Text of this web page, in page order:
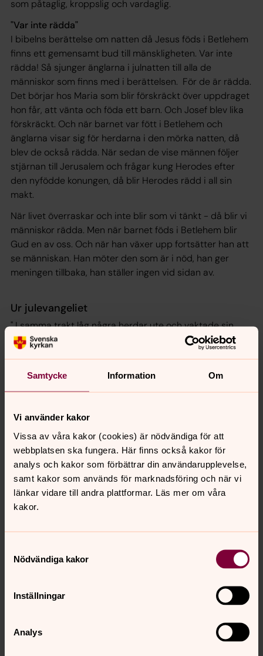
Samtycke Information Om
Vi använder kakor
Vissa av våra kakor (cookies) är nödvändiga för att
webbplatsen ska fungera. Här finns också kakor för
analys och kakor som förbättrar din användarupplevelse,
samt kakor som används för marknadsföring och när vi
länkar vidare till andra plattformar. Läs mer om våra
kakor.
Nödvändiga kakor
Inställningar
Analys
som påtaglig, kroppslig och vardaglig.
"Var inte rädda"
I bibelns berättelse om natten då Jesus föds i Betlehem
finns ett gemensamt bud till mänskligheten. Var inte
rädda! Så sjunger änglarna i julnatten till alla de
människor som finns med i berättelsen. För de är rädda.
Det börjar hos Maria som blir förskräckt över uppdraget
hon får, att vänta och föda ett barn. Och Josef blev lika
förskräckt. Och när barnet var fött i Betlehem och
änglarna visar sig för herdarna i den mörka natten, då
blev de också rädda. När sedan de vise männen följer
stjärnan till Jerusalem och frågar kung Herodes efter
den nyfödde konungen, då blir Herodes rädd i all sin
makt.
När livet överraskar och inte blir som vi tänkt - då blir vi
människor rädda. Men när barnet föds i Betlehem blir
Gud en av oss. Och när han växer upp fortsätter han att
se människan. Han möter den som är i nöd, han ger
meningen tillbaka, han ställer ingen vid sidan av.
Ur julevangeliet
" I samma trakt låg några herdar ute och vaktade sin
hjord om natten. Då stod Herrens ängel framför dem och
Herrens härlighet lyste omkring dem, och de greps av
Jag bär bud till er om en stor glädje, en glädje för hela
folket. Idag har en frälsare fötts åt er i Davids stad, han
finna ett nyfött barn som är lindat och ligger i en
krubba."
Lukasevangeliet 2:1-20
Klicka här för att läsa julevangeliet
Synpunkter eller frågor på sidans
strangnas.stift@svenskakyrkan.se